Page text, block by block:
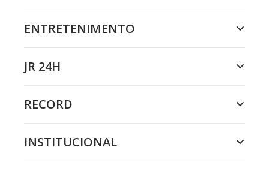
ENTRETENIMENTO
JR 24H
RECORD
INSTITUCIONAL